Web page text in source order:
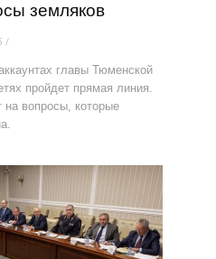
земляков
главы Тюменской
пройдет прямая линия.
на вопросы, которые